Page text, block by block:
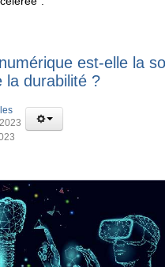
est-elle la
la durabilité ?